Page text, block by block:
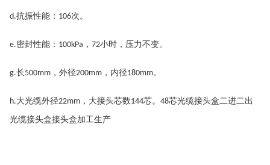
d.抗振性能： 106次。
e.密封性能： 100kPa ， 72小时，压力不变。
g.长500mm ，外径200mm ，内径180mm。
h.大光缆外径22mm ，大接头芯数144芯。 48芯光缆接头盒二进二出
光缆接头盒接头盒加工生产